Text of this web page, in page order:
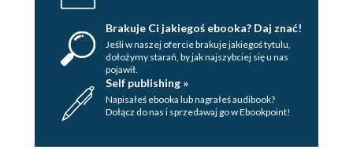
Brakuje Ci jakiegoś ebooka? Daj znać!
Jeśli w naszej ofercie brakuje jakiegoś tytulu,
dołożymy starań, by jak najszybciej się u nas
pojawił.
Self publishing »
Napisałeś ebooka lub nagrałeś audibook?
Dołącz do nas i sprzedawaj go w Ebookpoint!